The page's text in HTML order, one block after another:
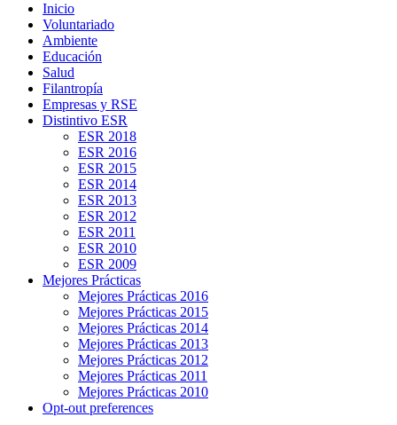
Inicio
Voluntariado
Ambiente
Educación
Salud
Filantropía
Empresas y RSE
Distintivo ESR
ESR 2018
ESR 2016
ESR 2015
ESR 2014
ESR 2013
ESR 2012
ESR 2011
ESR 2010
ESR 2009
Mejores Prácticas
Mejores Prácticas 2016
Mejores Prácticas 2015
Mejores Prácticas 2014
Mejores Prácticas 2013
Mejores Prácticas 2012
Mejores Prácticas 2011
Mejores Prácticas 2010
Opt-out preferences